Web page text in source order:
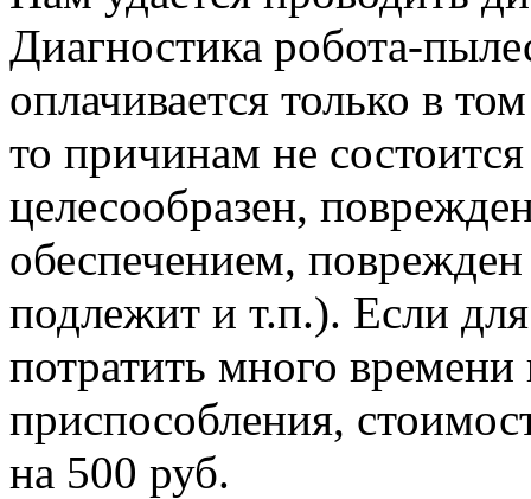
Диагностика робота-
оплачивается только в
то причинам не
целесообразен,
обеспечением,
подлежит и т.п.). Если
потратить много
приспособления,
на 500 руб.